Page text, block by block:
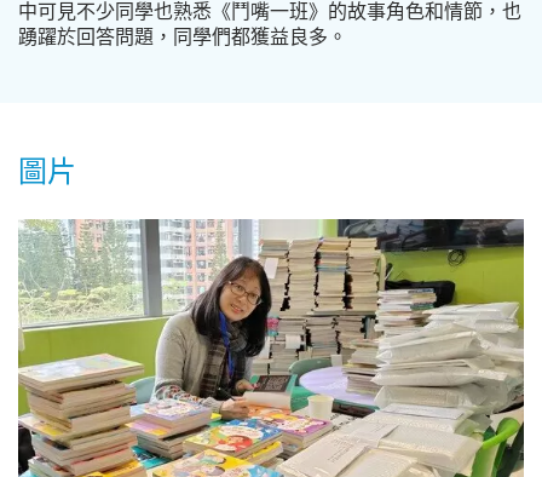
中可見不少同學也熟悉《鬥嘴一班》的故事角色和情節，也
踴躍於回答問題，同學們都獲益良多。
圖片